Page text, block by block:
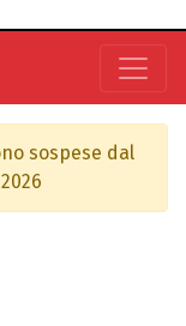
sospese dal